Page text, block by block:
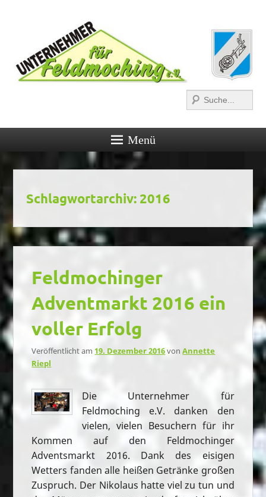
Menü
Schlagwortarchiv: 2016
Feldmochinger
Adventmarkt 2016 ein
voller Erfolg
Veröffentlicht am19. Dezember 2016vonAnnette
Riepl
Die Unternehmer für
Feldmoching e.V. danken den
vielen, vielen Besuchern für ihr
Kommen auf den Feldmochinger
Adventsmarkt 2016. Dank des eisigen
Wetters fanden alle heißen Getränke großen
Zuspruch. Der Nikolaus hatte viel zu tun und